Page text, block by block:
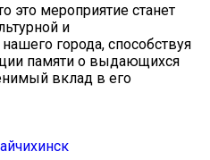
это мероприятие станет
и
города, способствуя
памяти о выдающихся
вклад в его